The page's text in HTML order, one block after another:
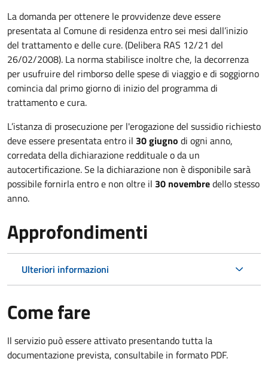
La domanda per ottenere le provvidenze deve essere
presentata al Comune di residenza entro sei mesi dall’inizio
del trattamento e delle cure. (Delibera RAS 12/21 del
26/02/2008). La norma stabilisce inoltre che, la decorrenza
per usufruire del rimborso delle spese di viaggio e di soggiorno
comincia dal primo giorno di inizio del programma di
trattamento e cura.
L’istanza di prosecuzione per l'erogazione del sussidio richiesto
deve essere presentata entro il 30 giugno di ogni anno,
corredata della dichiarazione reddituale o da un
autocertificazione. Se la dichiarazione non è disponibile sarà
possibile fornirla entro e non oltre il 30 novembredello stesso
anno.
Approfondimenti
Ulteriori informazioni
Come fare
Il servizio può essere attivato presentando tutta la
documentazione prevista, consultabile in formato PDF.